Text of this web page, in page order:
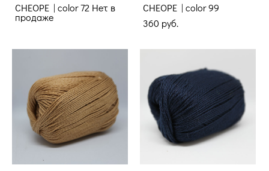
CHEOPE | color 72 Нет в
продаже
CHEOPE | color 99
360 pуб.